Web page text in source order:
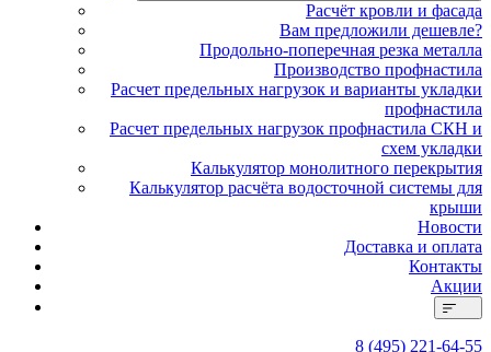
Расчёт кровли и фасада
Вам предложили дешевле?
Продольно-поперечная резка металла
Производство профнастила
Расчет предельных нагрузок и варианты укладки
профнастила
Расчет предельных нагрузок профнастила СКН и
схем укладки
Калькулятор монолитного перекрытия
Калькулятор расчёта водосточной системы для
крыши
Новости
Доставка и оплата
Контакты
Акции
8 (495) 221-64-55